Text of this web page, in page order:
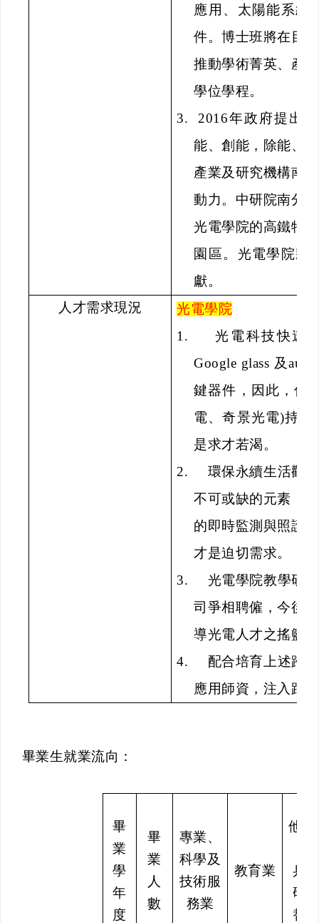
應用、太陽能系統
件。博士班將在目
推動學術菁英、產
學位學程。
3.
2016年政府提出
能、創能，除能、
產業及研究機構南
動力。中研院南分
光電學院的高鐵特
園區。光電學院將
獻。
人才需求現況
光電學院
1.
光電科技快速
Google glass 及
鍵器件，因此，傳
電、奇景光電)持續
是求才若渴。
2.
環保永續生活觀
不可或缺的元素，
的即時監測與照護
才是迫切需求。
3.
光電學院教學研
司爭相聘僱，今後
導光電人才之搖籃。
4.
配合培育上述跨
應用師資，注入跟
畢業生就業流向：
畢
業
學
年
度
畢
業
人
數
專業、
科學及
技術服
務業
教育業
他
兵
研
替